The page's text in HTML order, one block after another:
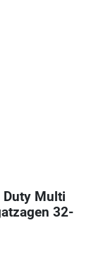
Duty Multi
32-